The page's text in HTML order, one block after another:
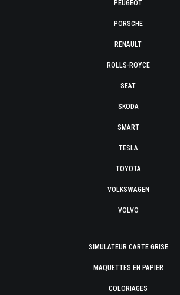
PEUGEOT
PORSCHE
RENAULT
ROLLS-ROYCE
SEAT
SKODA
SMART
TESLA
TOYOTA
VOLKSWAGEN
VOLVO
SIMULATEUR CARTE GRISE
MAQUETTES EN PAPIER
COLORIAGES